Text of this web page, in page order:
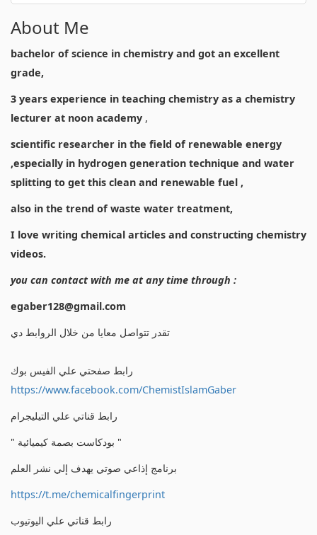
About Me
bachelor of science in chemistry and got an excellent
grade,
3 years experience in teaching chemistry as a chemistry
lecturer at noon academy ,
scientific researcher in the field of renewable energy
,especially in hydrogen generation technique and water
splitting to get this clean and renewable fuel ,
also in the trend of waste water treatment,
I love writing chemical articles and constructing chemistry
videos.
you can contact with me at any time through :
egaber128@gmail.com
تقدر تتواصل معايا من خلال الروابط دي
رابط صفحتي علي الفيس بوك
https://www.facebook.com/ChemistIslamGaber
رابط قناتي علي التيليجرام
" بودكاست بصمة كيميائية "
برنامج إذاعي صوتي يهدف إلي نشر العلم
https://t.me/chemicalfingerprint
رابط قناتي علي اليوتيوب